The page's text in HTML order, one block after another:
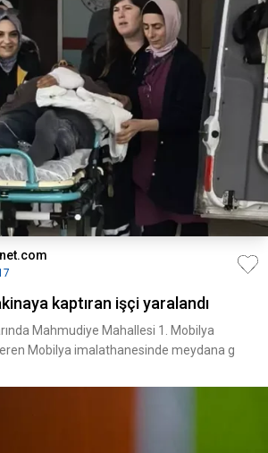
kaptıran işçi yaralandı
Mahmudiye Mahallesi 1. Mobilya
Mobilya imalathanesinde meydana g